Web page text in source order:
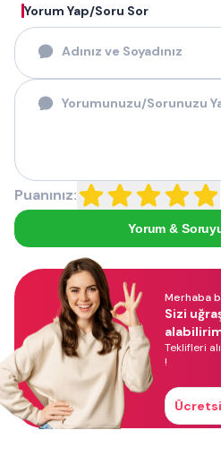
Yorum Yap/Soru Sor
Puanınız:
Yorum &
Merhaba
Sizi
Teklifleri
!